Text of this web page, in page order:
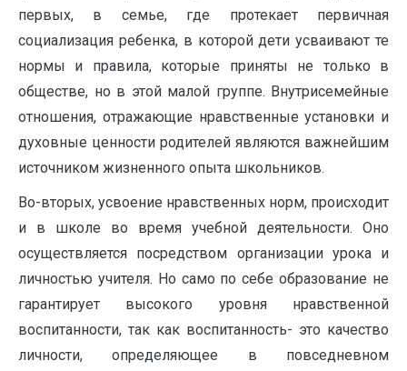
первых, в семье, где протекает первичная
социализация ребенка, в которой дети усваивают те
нормы и правила, которые приняты не только в
обществе, но в этой малой группе. Внутрисемейные
отношения, отражающие нравственные установки и
духовные ценности родителей являются важнейшим
источником жизненного опыта школьников.
Во-вторых, усвоение нравственных норм, происходит
и в школе во время учебной деятельности. Оно
осуществляется посредством организации урока и
личностью учителя. Но само по себе образование не
гарантирует высокого уровня нравственной
воспитанности, так как воспитанность- это качество
личности, определяющее в повседневном